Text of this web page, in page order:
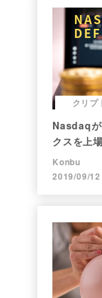
クリプ
Nasdaq
クスを上
調べてみた
Konbu
2019/09/12